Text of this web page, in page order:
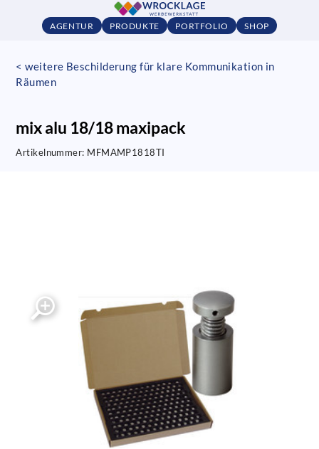
AGENTUR PRODUKTE PORTFOLIO SHOP
< weitere Beschilderung für klare Kommunikation in
Räumen
mix alu 18/18 maxipack
Artikelnummer: MFMAMP1818TI